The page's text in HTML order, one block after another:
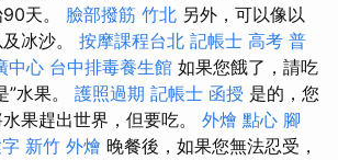
天。 臉部撥筋 竹北 另外，可以像以
冰沙。 按摩課程台北 記帳士 高考 普
中心 台中排毒養生館 如果您餓了，請吃
水果。 護照過期 記帳士 函授 是的，您
果趕出世界，但要吃。 外燴 點心 腳
新竹 外燴 晚餐後，如果您無法忍受，